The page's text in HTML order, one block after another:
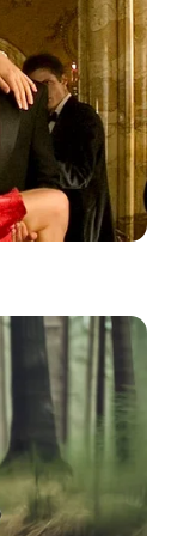
una civil
a través
urgente a
las
del fuego